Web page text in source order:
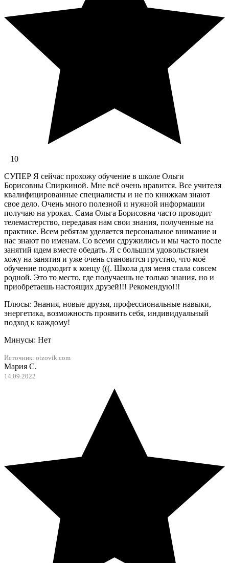
10
СУПЕР Я сейчас прохожу обучение в школе Ольги
Борисовны Спиркиной. Мне всё очень нравится. Все учителя
квалифицированные специалисты и не по книжкам знают
свое дело. Очень много полезной и нужной информации
получаю на уроках. Сама Ольга Борисовна часто проводит
телемастерство, передавая нам свои знания, полученные на
практике. Всем ребятам уделяется персональное внимание и
нас знают по именам. Со всеми сдружились и мы часто после
занятий идем вместе обедать. Я с большим удовольствием
хожу на занятия и уже очень становится грустно, что моё
обучение подходит к концу (((. Школа для меня стала совсем
родной. Это то место, где получаешь не только знания, но и
приобретаешь настоящих друзей!!! Рекомендую!!!
Плюсы: Знания, новые друзья, профессиональные навыки,
энергетика, возможность проявить себя, индивидуальный
подход к каждому!
Минусы: Нет
Источник: otzovik.com
Мария С.
14.09.2022